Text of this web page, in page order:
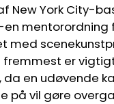
New York City-
mentorordning
med
fremmest er
en udøvende
på vil gøre